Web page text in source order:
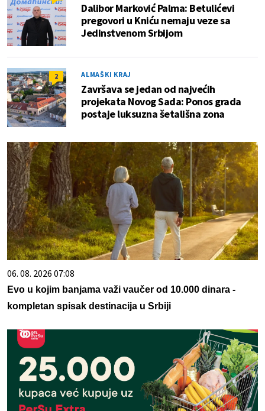
Dalibor Marković Palma: Betulićevi
pregovori u Kniću nemaju veze sa
Jedinstvenom Srbijom
2 ALMAŠKI KRAJ
Završava se jedan od najvećih
projekata Novog Sada: Ponos grada
postaje luksuzna šetališna zona
06. 08. 2026 07:08
Evo u kojim banjama važi vaučer od 10.000 dinara -
kompletan spisak destinacija u Srbiji